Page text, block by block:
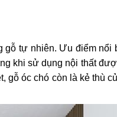
tự nhiên. Ưu điểm nổi
khi sử dụng nội thất
óc chó còn là kẻ thù